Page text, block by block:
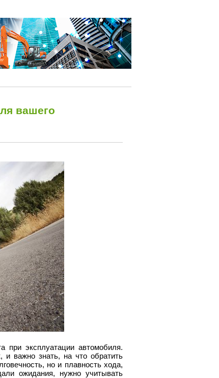
вашего
эксплуатации автомобиля.
и важно знать, на что обратить
но и плавность хода,
ожидания, нужно учитывать